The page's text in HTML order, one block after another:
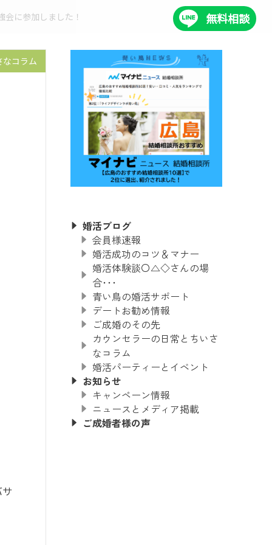
無料相談
に参加しました！
コラム
婚活ブログ
会員様速報
婚活成功のコツ＆マナー
婚活体験談〇△◇さんの場
合･･･
青い鳥の婚活サポート
デートお勧め情報
ご成婚のその先
カウンセラーの日常とちいさ
なコラム
婚活パーティーとイベント
お知らせ
キャンペーン情報
ニュースとメディア掲載
ご成婚者様の声